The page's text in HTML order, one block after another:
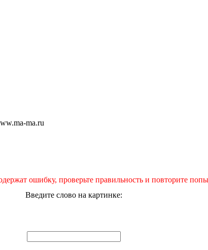
ma.ru
ошибку, проверьте правильность и повторите
Введите слово на картинке: